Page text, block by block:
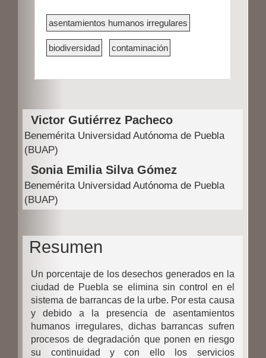
a
l
d
e
l
a
t
c
u
l
o
asentamientos humanos irregulares
biodiversidad contaminación
Contenido
principal
del
artículo
Victor Gutiérrez Pacheco
Benemérita Universidad Autónoma de Puebla
(BUAP)
Sonia Emilia Silva Gómez
Benemérita Universidad Autónoma de Puebla
(BUAP)
Resumen
Un porcentaje de los desechos generados en la
ciudad de Puebla se elimina sin control en el
sistema de barrancas de la urbe. Por esta causa
y debido a la presencia de asentamientos
humanos irregulares, dichas barrancas sufren
procesos de degradación que ponen en riesgo
su continuidad y con ello los servicios